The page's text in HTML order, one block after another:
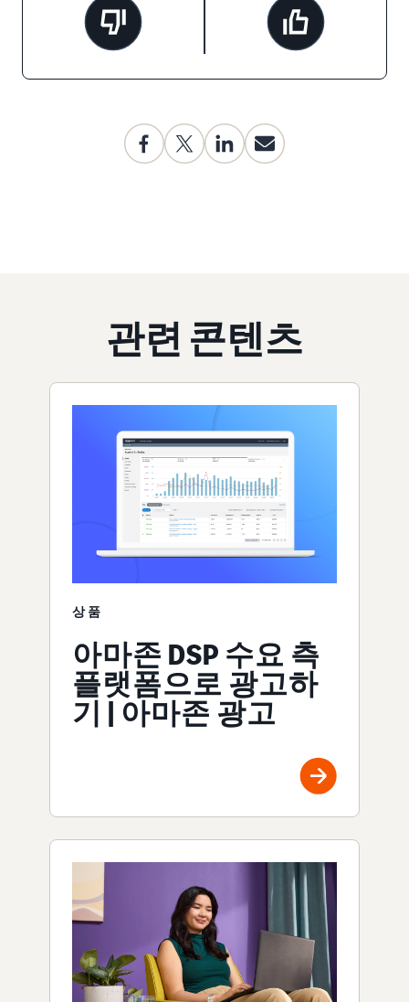
관련 콘텐츠
상품
아마존 DSP 수요 측
플랫폼으로 광고하
기 | 아마존 광고